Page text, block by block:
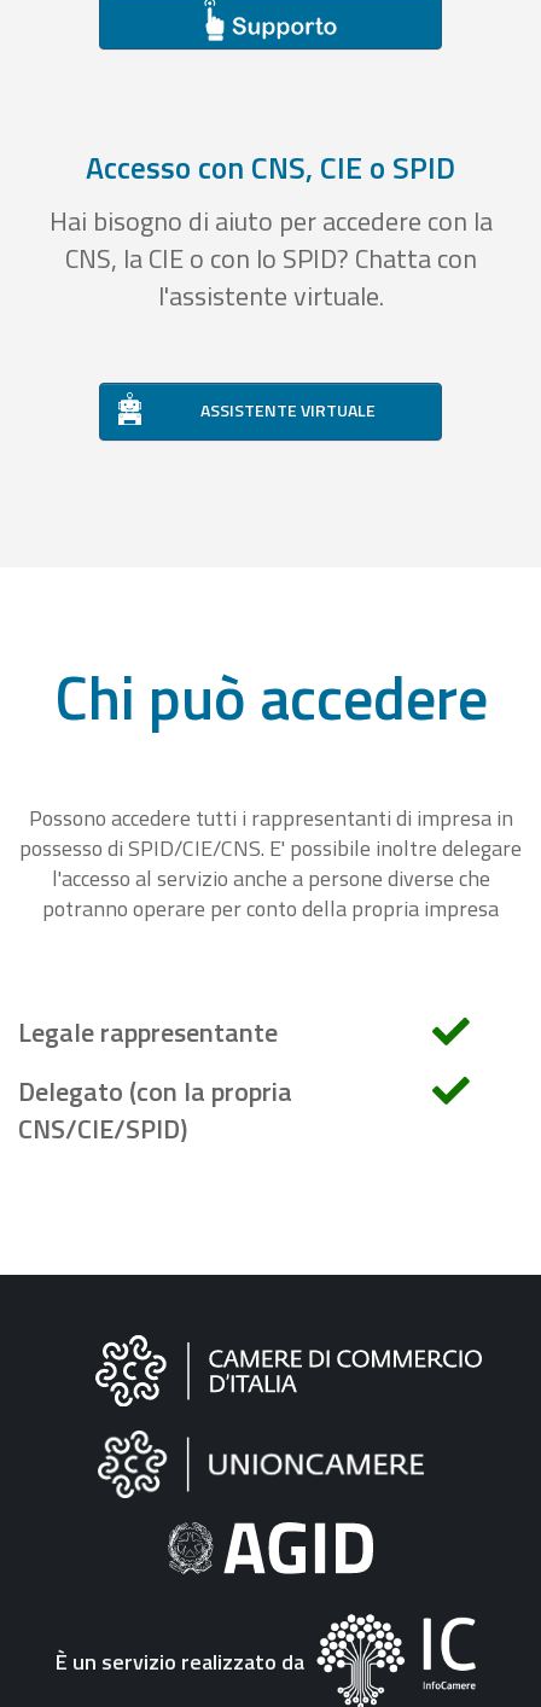
Accesso con CNS, CIE o SPID
Hai bisogno di aiuto per accedere con la
CNS, la CIE o con lo SPID? Chatta con
l'assistente virtuale.
ASSISTENTE VIRTUALE
Chi può accedere
Possono accedere tutti i rappresentanti di impresa in
possesso di SPID/CIE/CNS. E' possibile inoltre delegare
l'accesso al servizio anche a persone diverse che
potranno operare per conto della propria impresa
Legale rappresentante
Delegato (con la propria
CNS/CIE/SPID)
Informazioni
"Fattura
Elettronica"
È un servizio realizzato da